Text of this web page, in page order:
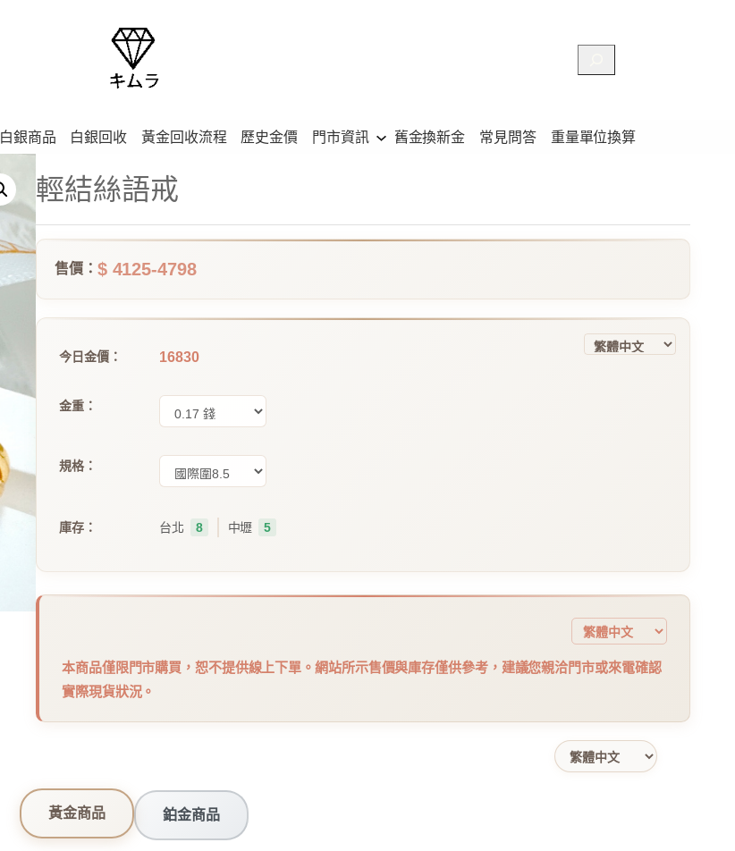
尋
白銀商品 白銀回收 黃金回收流程 歷史金價 門市資訊 舊金換新金 常見問答 重量單位換算
輕結絲語戒
售價： $ 4125-4798
今日金價： 16830
金重：
規格：
庫存： 台北 8 中壢 5
本商品僅限門市購買，恕不提供線上下單。網站所示售價與庫存僅供參考，建議您親洽門市或來電確認
實際現貨狀況。
黃金商品 鉑金商品